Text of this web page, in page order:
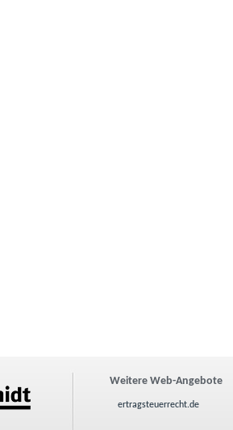
Weitere Web-Angebote
ertragsteuerrecht.de